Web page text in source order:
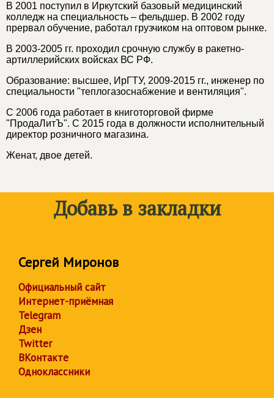
В 2001 поступил в Иркутский базовый медицинский
колледж на специальность – фельдшер. В 2002 году
прервал обучение, работал грузчиком на оптовом рынке.
В 2003-2005 гг. проходил срочную службу в ракетно-
артиллерийских войсках ВС РФ.
Образование: высшее, ИрГТУ, 2009-2015 гг., инженер по
специальности "теплогазоснабжение и вентиляция".
С 2006 года работает в книготорговой фирме
"ПродаЛитЪ". C 2015 года в должности исполнительный
директор розничного магазина.
Женат, двое детей.
Добавь в закладки
Сергей Миронов
Официальный сайт
Интернет-приёмная
Telegram
Дзен
Twitter
ВКонтакте
Одноклассники